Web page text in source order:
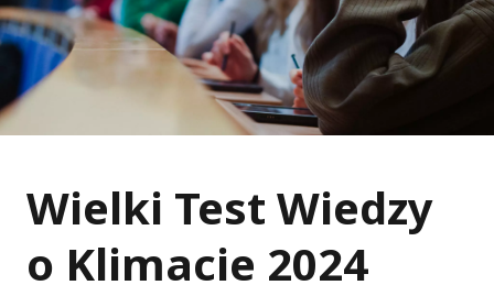
Wielki Test Wiedzy
o Klimacie 2024